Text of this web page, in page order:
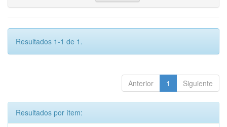
Resultados 1-1 de 1.
Anterior 1 Siguiente
Resultados por ítem: